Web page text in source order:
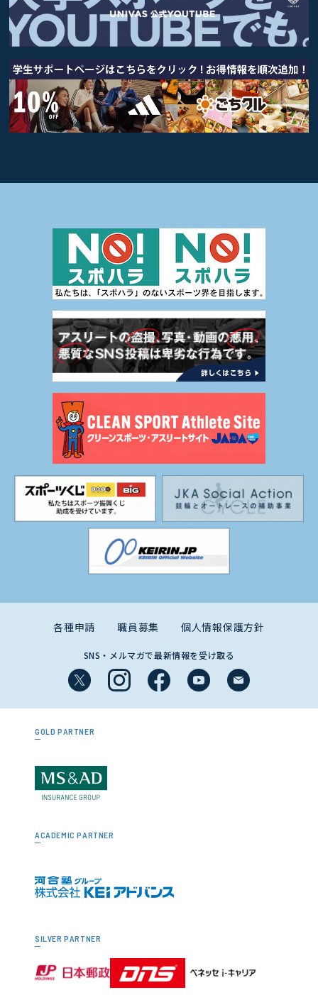
各種申請 職員募集 個人情報保護方針
SNS・メルマガで最新情報を受け取る
GOLD PARTNER
ACADEMIC PARTNER
SILVER PARTNER